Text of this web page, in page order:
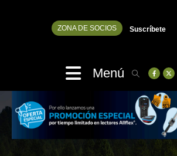
ZONA DE SOCIOS Suscríbete
Menú